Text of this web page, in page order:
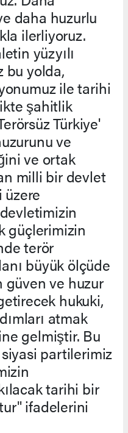
daha huzurlu
ilerliyoruz.
yüzyılı
bu yolda,
ile tarihi
şahitlik
Türkiye'
ve
ve ortak
milli bir devlet
üzere
güçlerimizin
terör
büyük ölçüde
güven ve huzur
hukuki,
atmak
gelmiştir. Bu
partilerimiz
tarihi bir
ifadelerini